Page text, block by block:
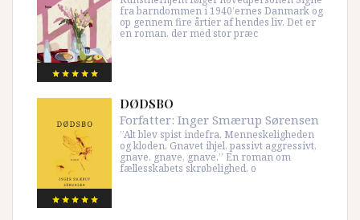
fra barndommen i 1940’ernes Danmark og
op gennem fire årtier af hendes liv. Det er
en roman, der med stor præc
DØDSBO
Forfatter: Inger Smærup Sørensen
”Alt blev spist indefra. Menneskeligheden
og kloden. Gnavet ihjel, passivt aggressivt,
gnave, gnave, gnave.” En roman om
fællesskabets skrøbelighed, o